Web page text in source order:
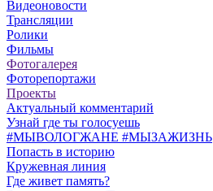
Видеоновости
Трансляции
Ролики
Фильмы
Фотогалерея
Фоторепортажи
Проекты
Актуальный комментарий
Узнай где ты голосуешь
#МЫВОЛОГЖАНЕ #МЫЗАЖИЗНЬ
Попасть в историю
Кружевная линия
Где живет память?